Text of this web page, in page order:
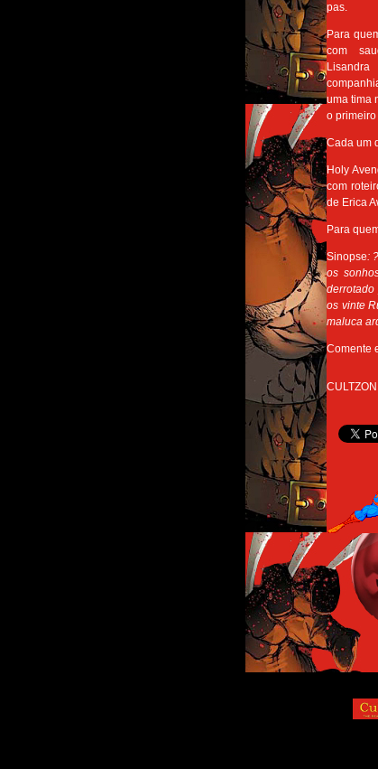
pas.
Para
com
uma tima
o
Cada um
Holy
com
de Erica
Para
Sinopse:
os
derrotado
os vinte
maluca
Comente